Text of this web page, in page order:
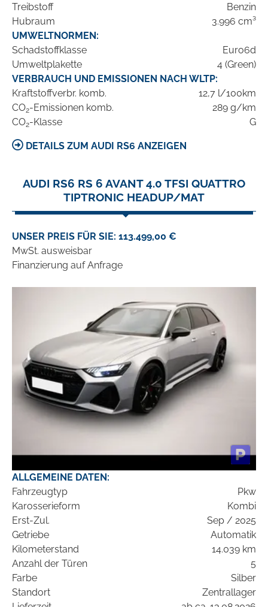
Treibstoff
Benzin
Hubraum
3.996 cm³
UMWELTNORMEN:
Schadstoffklasse
Euro6d
Umweltplakette
4 (Green)
VERBRAUCH UND EMISSIONEN NACH WLTP:
Kraftstoffverbr. komb.
12,7 l/100km
CO2-Emissionen komb.
289 g/km
CO2-Klasse G
DETAILS ZUM AUDI RS6 ANZEIGEN
AUDI RS6 RS 6 AVANT 4.0 TFSI QUATTRO
TIPTRONIC HEADUP/MAT
UNSER PREIS FÜR SIE: 113.499,00 €
MwSt. ausweisbar
Finanzierung auf Anfrage
ALLGEMEINE DATEN:
Fahrzeugtyp
Pkw
Karosserieform
Kombi
Erst-Zul.
Sep / 2025
Getriebe
Automatik
Kilometerstand
14.039 km
Anzahl der Türen
5
Farbe
Silber
Standort
Zentrallager